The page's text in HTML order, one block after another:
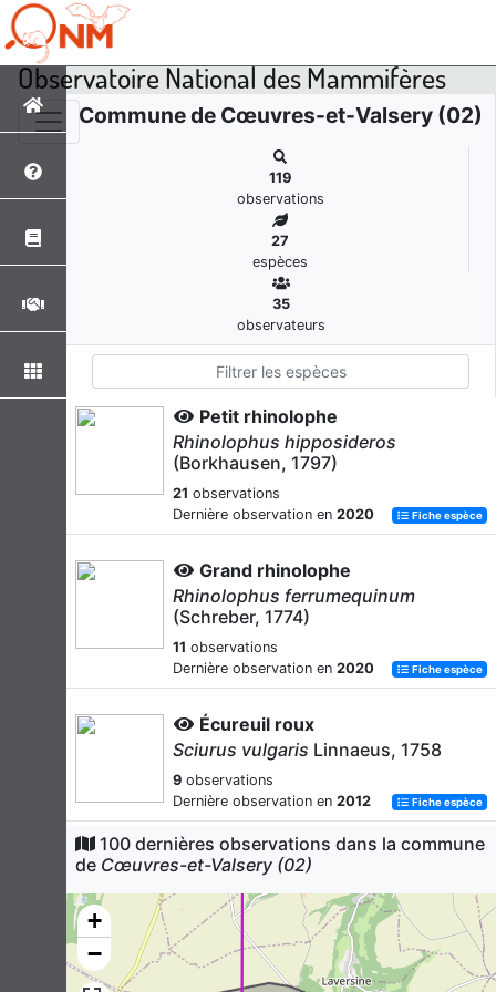
Observatoire National des Mammifères
Commune de Cœuvres-et-Valsery (02)
119
observations
27
espèces
35
observateurs
Petit rhinolophe
Rhinolophus hipposideros
(Borkhausen, 1797)
21 observations
Dernière observation en 2020 Fiche espèce
Grand rhinolophe
Rhinolophus ferrumequinum
(Schreber, 1774)
11 observations
Dernière observation en 2020 Fiche espèce
Écureuil roux
Sciurus vulgaris Linnaeus, 1758
9 observations
Dernière observation en 2012 Fiche espèce
-
Chiroptera Blumenbach, 1779
9observations
Dernière observation en2020 Fiche espèce
100 dernières observations dans la commune
de Cœuvres-et-Valsery (02)
+
−